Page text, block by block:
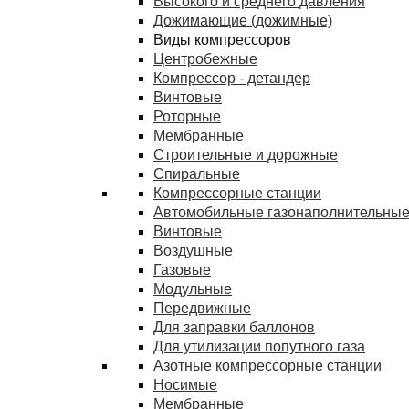
Дожимающие (дожимные)
Виды компрессоров
Центробежные
Компрессор - детандер
Винтовые
Роторные
Мембранные
Строительные и дорожные
Спиральные
Компрессорные станции
Автомобильные
Винтовые
Воздушные
Газовые
Модульные
Передвижные
Для заправки баллонов
Для утилизации попутного газа
Азотные компрессорные станции
Носимые
Мембранные